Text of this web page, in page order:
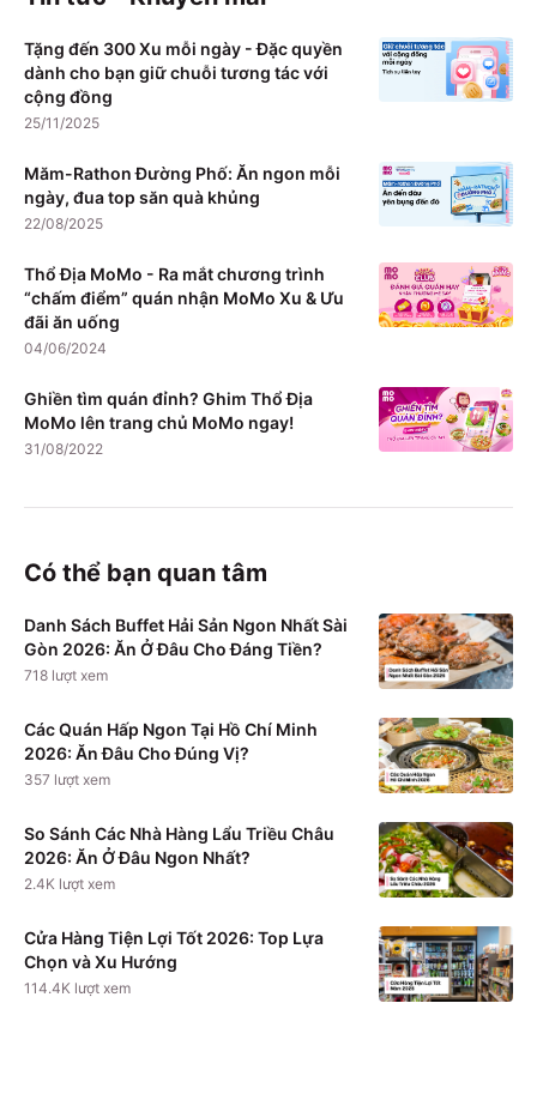
Tặng đến 300 Xu mỗi ngày - Đặc quyền
dành cho bạn giữ chuỗi tương tác với
cộng đồng
25/11/2025
Măm-Rathon Đường Phố: Ăn ngon mỗi
ngày, đua top săn quà khủng
22/08/2025
Thổ Địa MoMo - Ra mắt chương trình
“chấm điểm” quán nhận MoMo Xu & Ưu
đãi ăn uống
04/06/2024
Ghiền tìm quán đỉnh? Ghim Thổ Địa
MoMo lên trang chủ MoMo ngay!
31/08/2022
Có thể bạn quan tâm
Danh Sách Buffet Hải Sản Ngon Nhất Sài
Gòn 2026: Ăn Ở Đâu Cho Đáng Tiền?
718 lượt xem
Các Quán Hấp Ngon Tại Hồ Chí Minh
2026: Ăn Đâu Cho Đúng Vị?
357 lượt xem
So Sánh Các Nhà Hàng Lẩu Triều Châu
2026: Ăn Ở Đâu Ngon Nhất?
2.4K lượt xem
Cửa Hàng Tiện Lợi Tốt 2026: Top Lựa
Chọn và Xu Hướng
114.4K lượt xem